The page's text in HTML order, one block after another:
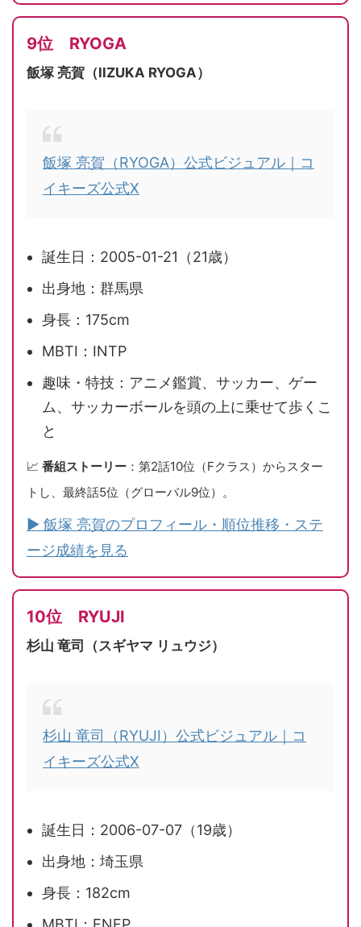
9位 RYOGA
飯塚 亮賀（IIZUKA RYOGA）
飯塚 亮賀（RYOGA）公式ビジュアル｜コ
イキーズ公式X
誕生日：2005-01-21（21歳）
出身地：群馬県
身長：175cm
MBTI：INTP
趣味・特技：アニメ鑑賞、サッカー、ゲー
ム、サッカーボールを頭の上に乗せて歩くこ
と
📈 番組ストーリー ：第2話10位（Fクラス）からスター
トし、最終話5位（グローバル9位）。
▶ 飯塚 亮賀のプロフィール・順位推移・ステ
ージ成績を見る
10位 RYUJI
杉山 竜司（スギヤマ リュウジ）
杉山 竜司（RYUJI）公式ビジュアル｜コ
イキーズ公式X
誕生日：2006-07-07（19歳）
出身地：埼玉県
身長：182cm